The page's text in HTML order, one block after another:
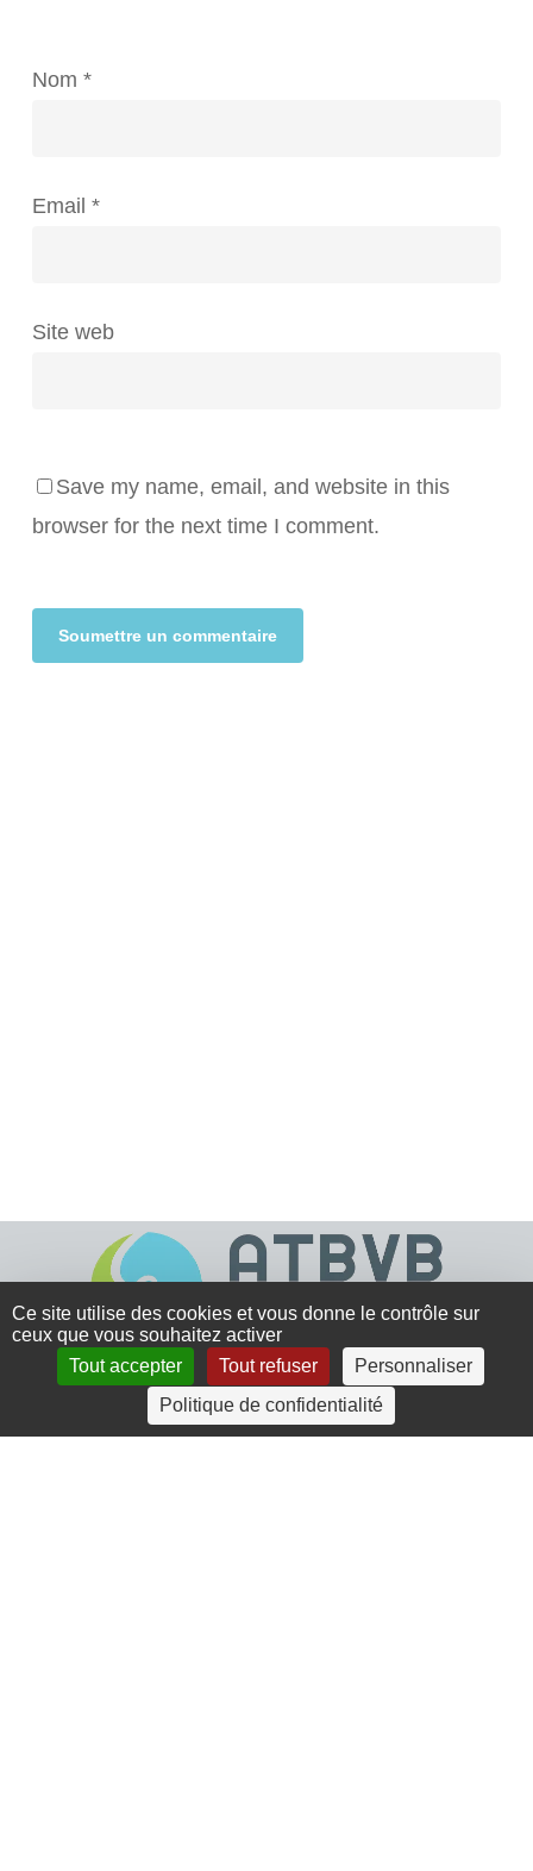
Nom *
Email *
Site web
Save my name, email, and website in this
browser for the next time I comment.
4 rue Crec’h-Ugen
22810 Belle Isle en Terre
Ce site utilise des cookies et vous donne le contrôle sur
ceux que vous souhaitez activer
Tout accepter
Tout refuser
Personnaliser
Politique de confidentialité